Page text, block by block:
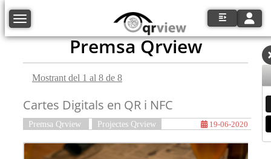
Toggle navigation
Premsa Qrview
Mostrant del 1 al 8 de 8
Cartes Digitals en QR i NFC
Premsa Qrview Projectes Qrview 19-06-2020